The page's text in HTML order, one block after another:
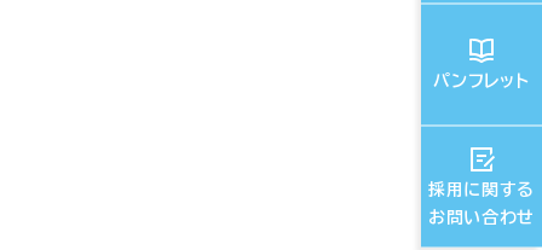
パンフレット
採用に関する
お問い合わせ